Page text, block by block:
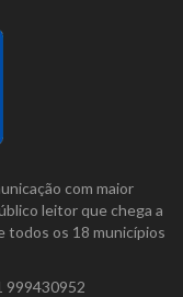
com maior
leitor que chega a
todos os 18 municípios
999430952